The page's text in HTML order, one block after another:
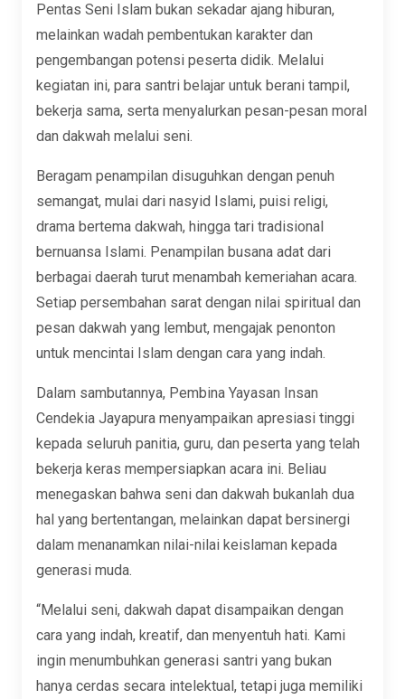
Pentas Seni Islam bukan sekadar ajang hiburan,
melainkan wadah pembentukan karakter dan
pengembangan potensi peserta didik. Melalui
kegiatan ini, para santri belajar untuk berani tampil,
bekerja sama, serta menyalurkan pesan-pesan moral
dan dakwah melalui seni.
Beragam penampilan disuguhkan dengan penuh
semangat, mulai dari nasyid Islami, puisi religi,
drama bertema dakwah, hingga tari tradisional
bernuansa Islami. Penampilan busana adat dari
berbagai daerah turut menambah kemeriahan acara.
Setiap persembahan sarat dengan nilai spiritual dan
pesan dakwah yang lembut, mengajak penonton
untuk mencintai Islam dengan cara yang indah.
Dalam sambutannya, Pembina Yayasan Insan
Cendekia Jayapura menyampaikan apresiasi tinggi
kepada seluruh panitia, guru, dan peserta yang telah
bekerja keras mempersiapkan acara ini. Beliau
menegaskan bahwa seni dan dakwah bukanlah dua
hal yang bertentangan, melainkan dapat bersinergi
dalam menanamkan nilai-nilai keislaman kepada
generasi muda.
“Melalui seni, dakwah dapat disampaikan dengan
cara yang indah, kreatif, dan menyentuh hati. Kami
ingin menumbuhkan generasi santri yang bukan
hanya cerdas secara intelektual, tetapi juga memiliki